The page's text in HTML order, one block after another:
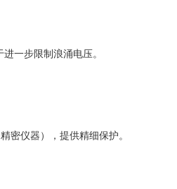
一步限制浪涌电压。
密仪器），提供精细保护。